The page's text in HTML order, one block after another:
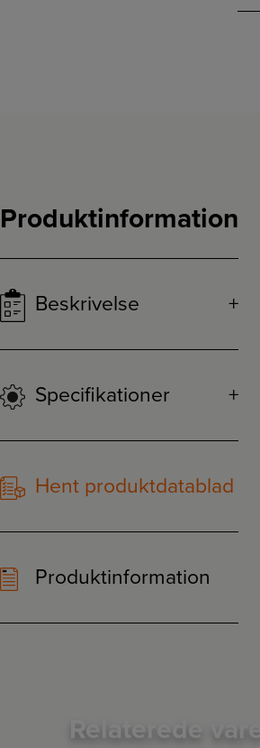
Produktinformation
Beskrivelse
Specifikationer
Hent produktdatablad
Produktinformation
Relaterede varer